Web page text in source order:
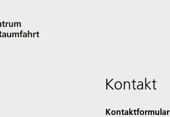
Kontakt
Kontaktformular